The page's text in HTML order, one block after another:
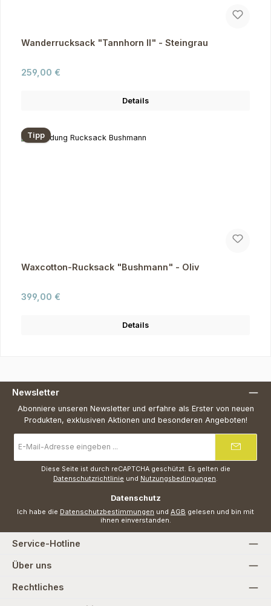
Wanderrucksack "Tannhorn II" - Steingrau
Regulärer Preis:
259,00 €
Details
Tipp
Waxcotton-Rucksack "Bushmann" - Oliv
Regulärer Preis:
399,00 €
Details
Newsletter
Abonniere unseren Newsletter und erfahre als Erster von neuen
Produkten, exklusiven Aktionen und besonderen Angeboten!
Mail-
Adresse
Diese Seite ist durch reCAPTCHA geschützt. Es gelten die
Datenschutzrichtlinie und Nutzungsbedingungen.
Datenschutz
Ich habe die Datenschutzbestimmungen und AGB gelesen und bin mit
ihnen einverstanden.
Service-Hotline
Über uns
Rechtliches